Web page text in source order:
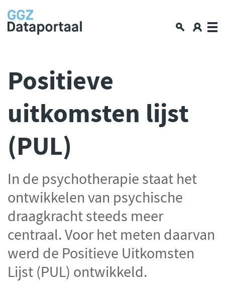
Over GGZ Dataportaal
Openbare GGZ-cijfers
Spiegelinformatie
Workshop
GGZ Data blogs
Lerende netwerken
Nieuws en interviews
Data en privacy
Aan de slag met data delen
CGTp Check
Contact
Positieve
uitkomsten lijst
(PUL)
In de psychotherapie staat het
ontwikkelen van psychische
draagkracht steeds meer
centraal. Voor het meten daarvan
werd de Positieve Uitkomsten
Lijst (PUL) ontwikkeld.